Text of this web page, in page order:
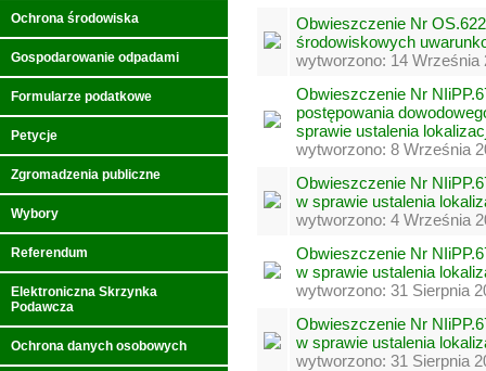
Ochrona środowiska
Gospodarowanie odpadami
Formularze podatkowe
Petycje
Zgromadzenia publiczne
Wybory
Referendum
Elektroniczna Skrzynka
Podawcza
Ochrona danych osobowych
Obwieszczenie Nr
środowiskowych
wytworzono: 14 Września
Obwieszczenie Nr
postępowania
sprawie ustalenia
wytworzono: 8 Września
Obwieszczenie Nr
w sprawie ustalenia
wytworzono: 4 Września
Obwieszczenie Nr
w sprawie ustalenia
wytworzono: 31 Sierpnia
Obwieszczenie Nr
w sprawie ustalenia
wytworzono: 31 Sierpnia